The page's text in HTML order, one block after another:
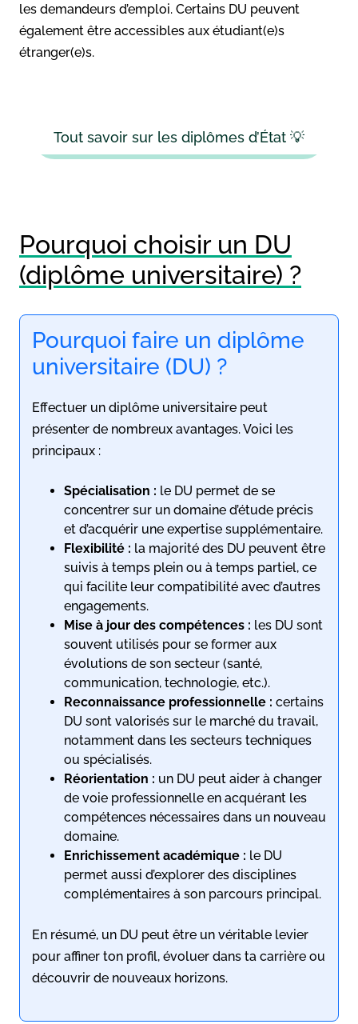
les demandeurs d’emploi. Certains DU peuvent
également être accessibles aux étudiant(e)s
étranger(e)s.
Tout savoir sur les diplômes d’État 💡
Pourquoi choisir un DU
(diplôme universitaire) ?
Pourquoi faire un diplôme
universitaire (DU) ?
Effectuer un diplôme universitaire peut
présenter de nombreux avantages. Voici les
principaux :
Spécialisation : le DU permet de se
concentrer sur un domaine d’étude précis
et d’acquérir une expertise supplémentaire.
Flexibilité : la majorité des DU peuvent être
suivis à temps plein ou à temps partiel, ce
qui facilite leur compatibilité avec d’autres
engagements.
Mise à jour des compétences : les DU sont
souvent utilisés pour se former aux
évolutions de son secteur (santé,
communication, technologie, etc.).
Reconnaissance professionnelle : certains
DU sont valorisés sur le marché du travail,
notamment dans les secteurs techniques
ou spécialisés.
Réorientation : un DU peut aider à changer
de voie professionnelle en acquérant les
compétences nécessaires dans un nouveau
domaine.
Enrichissement académique : le DU
permet aussi d’explorer des disciplines
complémentaires à son parcours principal.
En résumé, un DU peut être un véritable levier
pour affiner ton profil, évoluer dans ta carrière ou
découvrir de nouveaux horizons.